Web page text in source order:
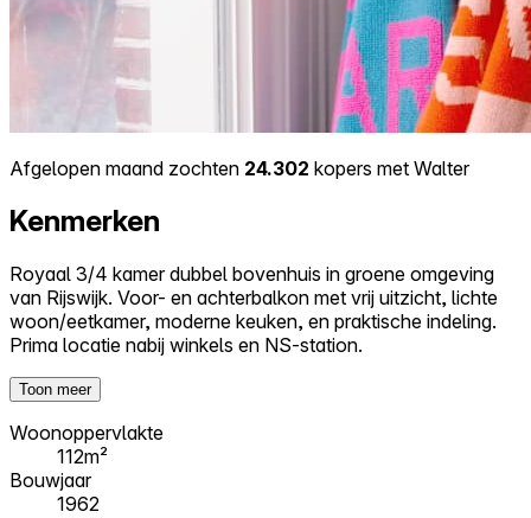
Afgelopen maand zochten 24.302 kopers met Walter
Kenmerken
Royaal 3/4 kamer dubbel bovenhuis in groene omgeving
van Rijswijk. Voor- en achterbalkon met vrij uitzicht, lichte
woon/eetkamer, moderne keuken, en praktische indeling.
Prima locatie nabij winkels en NS-station.
Toon meer
Woonoppervlakte
112m²
Bouwjaar
1962